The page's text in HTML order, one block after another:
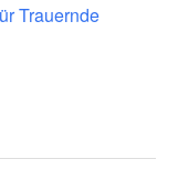
Trauernde